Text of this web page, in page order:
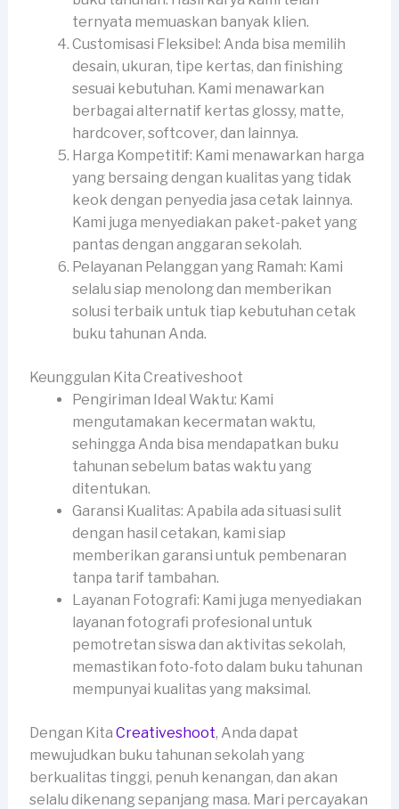
ternyata memuaskan banyak klien.
Customisasi Fleksibel: Anda bisa memilih
desain, ukuran, tipe kertas, dan finishing
sesuai kebutuhan. Kami menawarkan
berbagai alternatif kertas glossy, matte,
hardcover, softcover, dan lainnya.
Harga Kompetitif: Kami menawarkan harga
yang bersaing dengan kualitas yang tidak
keok dengan penyedia jasa cetak lainnya.
Kami juga menyediakan paket-paket yang
pantas dengan anggaran sekolah.
Pelayanan Pelanggan yang Ramah: Kami
selalu siap menolong dan memberikan
solusi terbaik untuk tiap kebutuhan cetak
buku tahunan Anda.
Keunggulan Kita Creativeshoot
Pengiriman Ideal Waktu: Kami
mengutamakan kecermatan waktu,
sehingga Anda bisa mendapatkan buku
tahunan sebelum batas waktu yang
ditentukan.
Garansi Kualitas: Apabila ada situasi sulit
dengan hasil cetakan, kami siap
memberikan garansi untuk pembenaran
tanpa tarif tambahan.
Layanan Fotografi: Kami juga menyediakan
layanan fotografi profesional untuk
pemotretan siswa dan aktivitas sekolah,
memastikan foto-foto dalam buku tahunan
mempunyai kualitas yang maksimal.
Dengan Kita Creativeshoot, Anda dapat
mewujudkan buku tahunan sekolah yang
berkualitas tinggi, penuh kenangan, dan akan
selalu dikenang sepanjang masa. Mari percayakan